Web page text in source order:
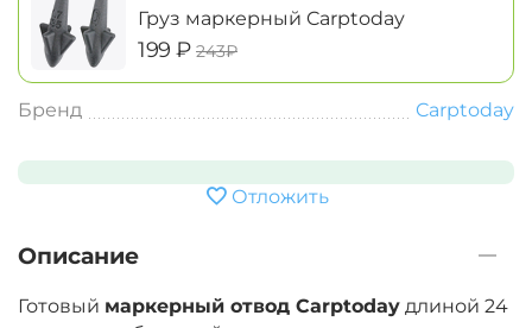
Груз маркерный Carptoday
‍199‍ ₽ ‍243‍₽
Бренд Carptoday
Отложить
Описание
Готовый маркерный отвод Carptoday длиной 24